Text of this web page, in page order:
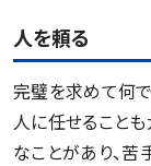
人を頼る
完璧を求めて何
人に任せること
なことがあり、